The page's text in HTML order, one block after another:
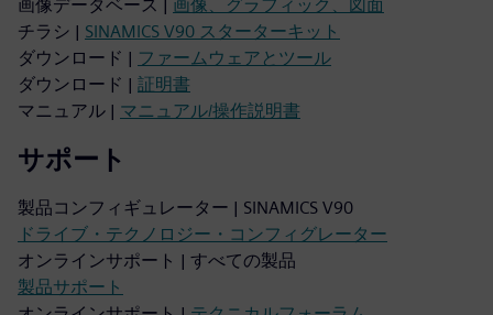
画像データベース | 画像、グラフィック、図面
チラシ | SINAMICS V90 スターターキット
ダウンロード | ファームウェアとツール
ダウンロード | 証明書
マニュアル | マニュアル/操作説明書
サポート
製品コンフィギュレーター | SINAMICS V90
ドライブ・テクノロジー・コンフィグレーター
オンラインサポート | すべての製品
製品サポート